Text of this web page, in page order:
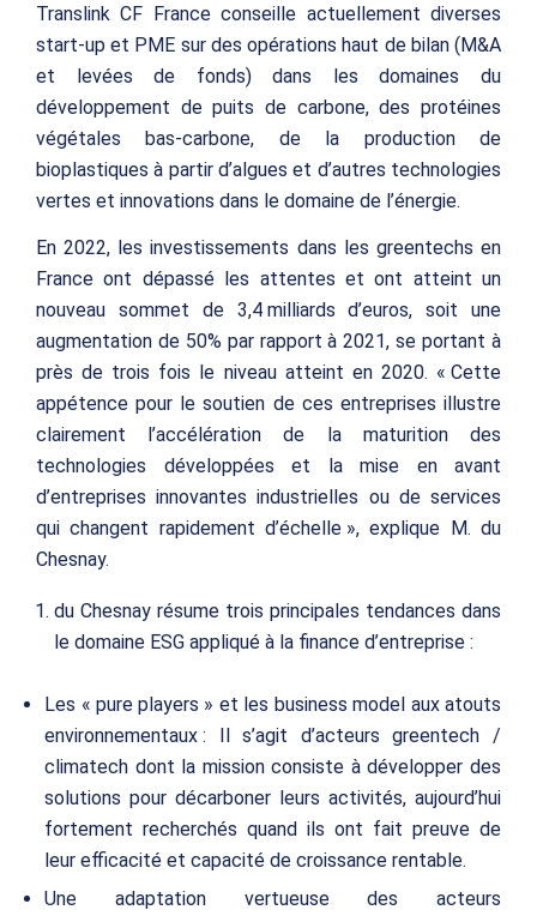
Translink CF France conseille actuellement diverses
start-up et PME sur des opérations haut de bilan (M&A
et levées de fonds) dans les domaines du
développement de puits de carbone, des protéines
végétales bas-carbone, de la production de
bioplastiques à partir d’algues et d’autres technologies
vertes et innovations dans le domaine de l’énergie.
En 2022, les investissements dans les greentechs en
France ont dépassé les attentes et ont atteint un
nouveau sommet de 3,4 milliards d’euros, soit une
augmentation de 50% par rapport à 2021, se portant à
près de trois fois le niveau atteint en 2020. « Cette
appétence pour le soutien de ces entreprises illustre
clairement l’accélération de la maturition des
technologies développées et la mise en avant
d’entreprises innovantes industrielles ou de services
qui changent rapidement d’échelle », explique M. du
Chesnay.
du Chesnay résume trois principales tendances dans
le domaine ESG appliqué à la finance d’entreprise :
Les « pure players » et les business model aux atouts
environnementaux : Il s’agit d’acteursgreentech /
climatech dont la mission consiste à développer des
solutions pour décarboner leurs activités, aujourd’hui
fortement recherchés quand ils ont fait preuve de
leur efficacité et capacité de croissance rentable.
Une adaptation vertueuse des acteurs